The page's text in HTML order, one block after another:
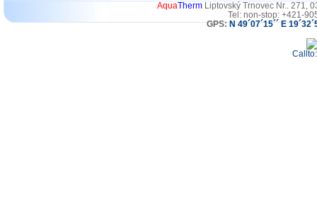
AquaThermLiptovský Trnovec Nr.. 271,
Tel: non-stop: +421-
GPS:N 49´07´15´´ E